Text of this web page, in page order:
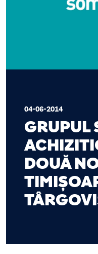
04-06-2014
GRUPUL
DOUĂ